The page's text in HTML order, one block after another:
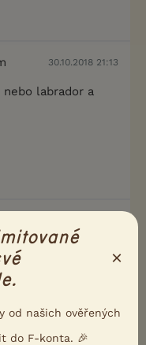
30.10.2018 21:13
labrador a
říct, zřejmě
×
od našich ověřených
do F-konta. 🎉